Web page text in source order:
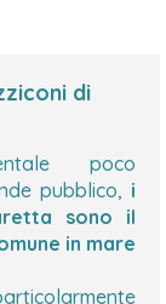
di
poco
pubblico, i
sono il
in mare